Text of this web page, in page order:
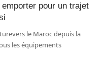
pour un trajet
le Maroc depuis la
les équipements